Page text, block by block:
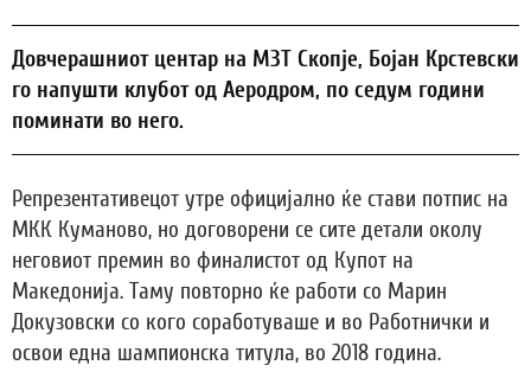
Довчерашниот центар на МЗТ Скопје, Бојан Крстевски
го напушти клубот од Аеродром, по седум години
поминати во него.
Репрезентативецот утре официјално ќе стави потпис на
МКК Куманово, но договорени се сите детали околу
неговиот премин во финалистот од Купот на
Македонија. Таму повторно ќе работи со Марин
Докузовски со кого соработуваше и во Работнички и
освои една шампионска титула, во 2018 година.